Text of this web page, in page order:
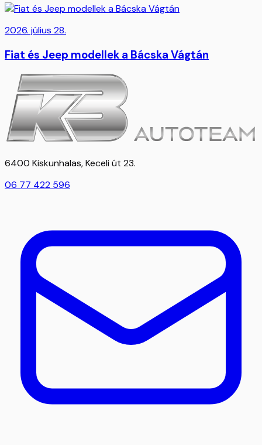
2026. július 28.
Fiat és Jeep modellek a Bácska Vágtán
6400 Kiskunhalas, Keceli út 23.
06 77 422 596